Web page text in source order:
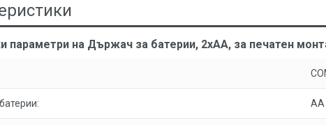
параметри на Държач за батерии, 2xAA, за печатен
AA